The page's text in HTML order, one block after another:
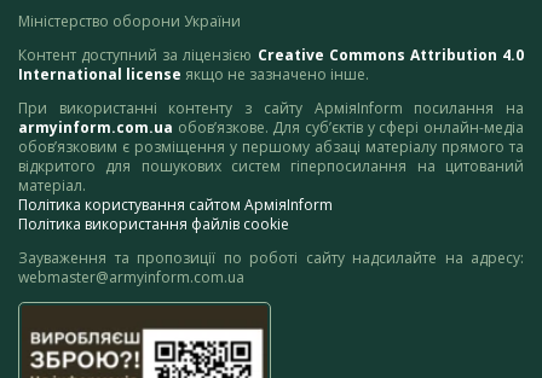
Міністерство оборони України
Контент доступний за ліцензією Creative Commons Attribution 4.0
International license якщо не зазначено інше.
При використанні контенту з сайту АрміяInform посилання на
armyinform.com.ua обов’язкове. Для суб’єктів у сфері онлайн-медіа
обов’язковим є розміщення у першому абзаці матеріалу прямого та
відкритого для пошукових систем гіперпосилання на цитований
матеріал.
Політика користування сайтом АрміяInform
Політика використання файлів cookie
Зауваження та пропозиції по роботі сайту надсилайте на адресу:
webmaster@armyinform.com.ua